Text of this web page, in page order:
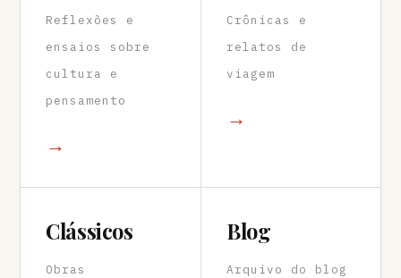
Reflexões e
ensaios sobre
cultura e
pensamento
→
Crônicas e
relatos de
viagem
→
Clássicos
Obras
Blog
Arquivo do blog